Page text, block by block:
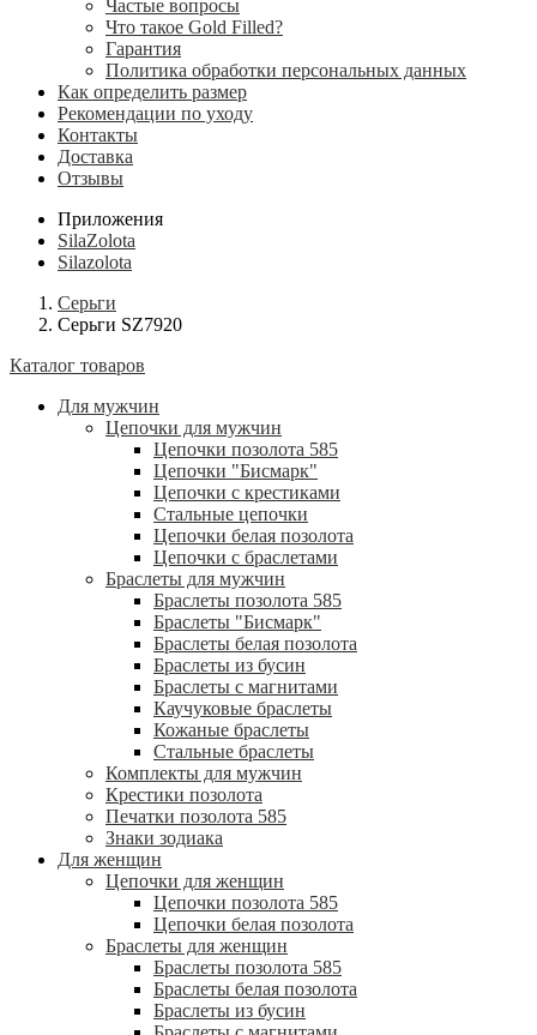
Частые вопросы
Что такое Gold Filled?
Гарантия
Политика обработки персональных данных
Как определить размер
Рекомендации по уходу
Контакты
Доставка
Отзывы
Приложения
SilaZolota
Silazolota
Серьги
Серьги SZ7920
Каталог товаров
Для мужчин
Цепочки для мужчин
Цепочки позолота 585
Цепочки "Бисмарк"
Цепочки с крестиками
Стальные цепочки
Цепочки белая позолота
Цепочки с браслетами
Браслеты для мужчин
Браслеты позолота 585
Браслеты "Бисмарк"
Браслеты белая позолота
Браслеты из бусин
Браслеты с магнитами
Каучуковые браслеты
Кожаные браслеты
Стальные браслеты
Комплекты для мужчин
Крестики позолота
Печатки позолота 585
Знаки зодиака
Для женщин
Цепочки для женщин
Цепочки позолота 585
Цепочки белая позолота
Браслеты для женщин
Браслеты позолота 585
Браслеты белая позолота
Браслеты из бусин